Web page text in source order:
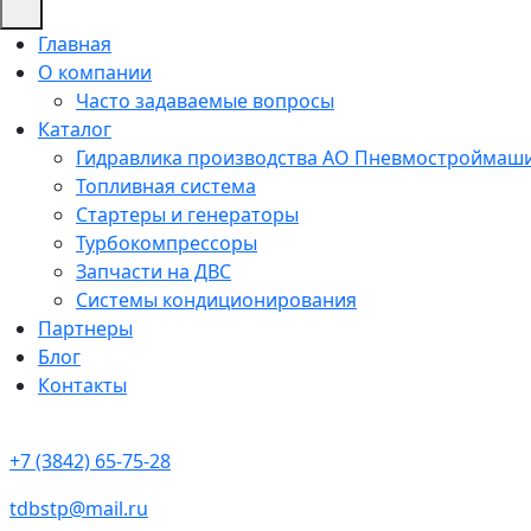
Главная
О компании
Часто задаваемые вопросы
Каталог
Гидравлика производства АО
Топливная система
Стартеры и генераторы
Турбокомпрессоры
Запчасти на ДВС
Системы кондиционирования
Партнеры
Блог
Контакты
+7 (3842) 65-75-28
tdbstp@mail.ru